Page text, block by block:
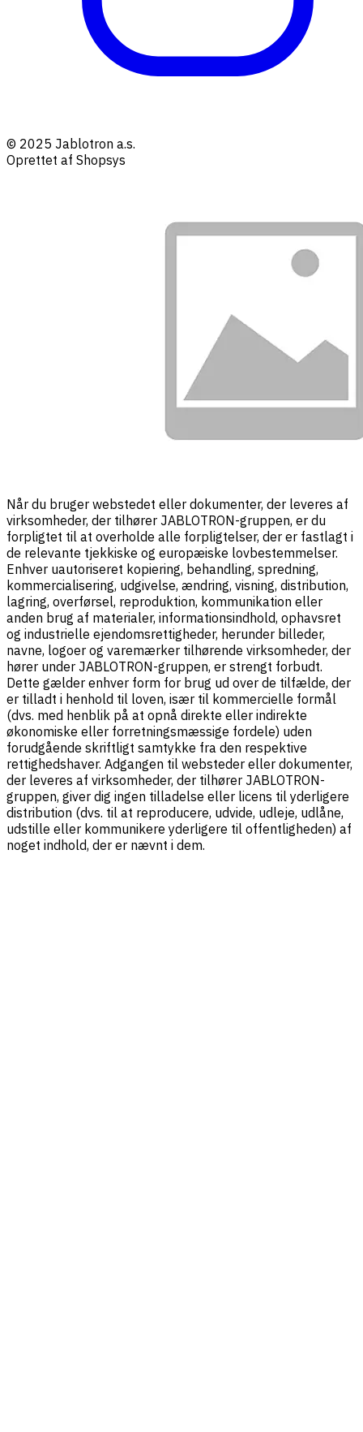
© 2025 Jablotron a.s.
Oprettet af Shopsys
Når du bruger webstedet eller dokumenter, der leveres af
virksomheder, der tilhører JABLOTRON-gruppen, er du
forpligtet til at overholde alle forpligtelser, der er fastlagt i
de relevante tjekkiske og europæiske lovbestemmelser.
Enhver uautoriseret kopiering, behandling, spredning,
kommercialisering, udgivelse, ændring, visning, distribution,
lagring, overførsel, reproduktion, kommunikation eller
anden brug af materialer, informationsindhold, ophavsret
og industrielle ejendomsrettigheder, herunder billeder,
navne, logoer og varemærker tilhørende virksomheder, der
hører under JABLOTRON-gruppen, er strengt forbudt.
Dette gælder enhver form for brug ud over de tilfælde, der
er tilladt i henhold til loven, især til kommercielle formål
(dvs. med henblik på at opnå direkte eller indirekte
økonomiske eller forretningsmæssige fordele) uden
forudgående skriftligt samtykke fra den respektive
rettighedshaver. Adgangen til websteder eller dokumenter,
der leveres af virksomheder, der tilhører JABLOTRON-
gruppen, giver dig ingen tilladelse eller licens til yderligere
distribution (dvs. til at reproducere, udvide, udleje, udlåne,
udstille eller kommunikere yderligere til offentligheden) af
noget indhold, der er nævnt i dem.